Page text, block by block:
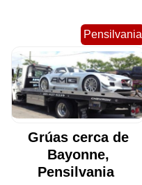
Pensilvania
Grúas cerca de
Bayonne,
Pensilvania